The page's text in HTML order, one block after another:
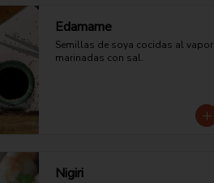
Edamame
Semillas de soya cocidas al vapor
marinadas con sal.
Nigiri